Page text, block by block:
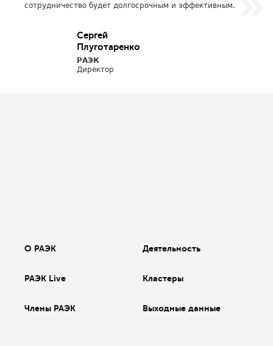
сотрудничество будет долгосрочным и эффективным.
Сергей
Плуготаренко
РАЭК
Директор
О РАЭК Деятельность
РАЭК Live Кластеры
Члены РАЭК Выходные данные